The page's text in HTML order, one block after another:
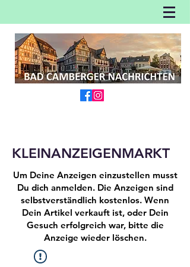
KLEINANZEIGENMARKT
Um Deine Anzeigen einzustellen musst
Du dich anmelden. Die Anzeigen sind
selbstverständlich kostenlos. Wenn
Dein Artikel verkauft ist, oder Dein
Gesuch erfolgreich war, bitte die
Anzeige wieder löschen.